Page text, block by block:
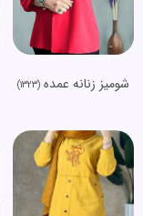
شومیز زنانه عمده (1323)